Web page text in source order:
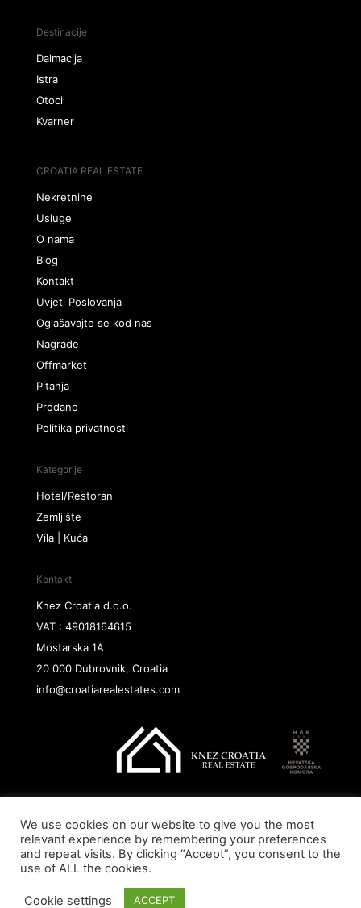
Destinacije
Dalmacija
Istra
Otoci
Kvarner
CROATIA REAL ESTATE
Nekretnine
Usluge
O nama
Blog
Kontakt
Uvjeti Poslovanja
Oglašavajte se kod nas
Nagrade
Offmarket
Pitanja
Prodano
Politika privatnosti
Kategorije
Hotel/Restoran
Zemljište
Vila | Kuća
Kontakt
Knez Croatia d.o.o.
VAT : 49018164615
Mostarska 1A
20 000 Dubrovnik, Croatia
info@croatiarealestates.com
Copyright@ 2026 Knez Croatia d.o.o.
We use cookies on our website to give you the most
relevant experience by remembering your preferences
and repeat visits. By clicking “Accept”, you consent to the
use of ALL the cookies.
Cookie settings ACCEPT